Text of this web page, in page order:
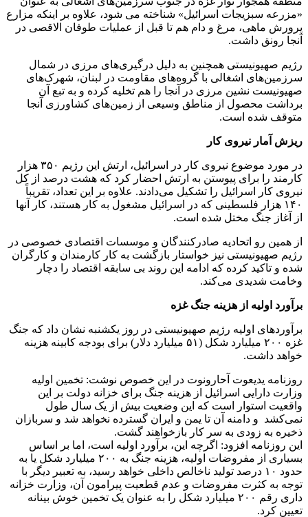
«مزرعه سبزیجات اسرائیل» شناخته می شود، علاوه بر اینکه مزارع
پرورش ماهی، مرغ و دام هم تا قبل از عملیات طوفان الاقصی در
آنجا رونق داشت.
رژیم صهیونیستی همچنین به دلیل درگیری‌های مرزی در شمال
سرزمین‌های اشغالی با گروه‌های مقاومت در لبنان، شهرک‌های
صهیونیست نشین مرزی در آنجا را هم تخلیه کرده و به تبع آن
برداشت محصول از مناطق وسیعی از زمین‌های کشاورزی آنجا
متوقف شده است.
ریزش آمار نیروی کار
در مورد موضوع نیروی کار در اسرائیل، ارتش این رژیم ۳۵۰ هزار
کارمند را برای پیوستن به ارتش احضار کرد که هشت درصد از کل
نیروی کار اسرائیل را تشکیل می‌دادند. علاوه بر این تعداد، تقریباً
۱۴۰ هزار فلسطینی که در اسرائیل مشغول به کار هستند، کار آنها
از آغاز جنگ مختل شده است.
از همین رو اتحادیه صادرکنندگان و موسسات اقتصادی خصوصی در
رژیم صهیونیستی نیز خواستار بازگشت به کار کارمندان و کارگران
شده و تاکید کرده که ادامه این روند بی سابقه اقتصاد را دچار
وخامت شدیدی می‌کند.
برآورد اولیه از هزینه جنگ غزه
برآوردهای اولیه رژیم صهیونیستی در روز یکشنبه نشان داد که جنگ
غزه ۲۰۰ میلیارد شکل (۵۱ میلیارد دلار) برای بودجه کابینه هزینه
خواهد داشت.
روزنامه یدیعوت آحارونوت در این خصوص نوشت: تخمین اولیه
وزارت دارایی اسرائیل از هزینه جنگ برای خزانه دولت بر این
واقعیت استوار است که این وضعیت بیش از یک سال طول
نمی‌کشد و دامنه آن تا یمن و ایران گسترده نخواهد شد و سربازان
ذخیره به زودی به سر کار بازخواهند گشت.
این روزنامه افزود: اگرچه این، برآورد اولیه است، اما بر اساس
بسیاری از مفروضات اولیه، هزینه جنگ به ۲۰۰ میلیارد شکل یا به
حدود ۱۰ درصد تولید ناخالص داخلی خواهد رسید، به تعبیر دیگر با
توجه به کثرت مفروضات و عدم قطعیت پیرامون آن، وزارت خزانه
داری رقم ۲۰۰ میلیارد شکل را به عنوان یک تخمین خوش بینانه
تعیین کرد.